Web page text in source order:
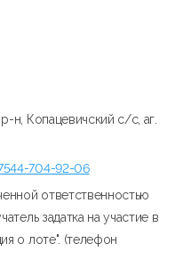
н, Копацевичский с/с, аг.
704-92-06
ответственностью
задатка на участие в
о лоте". (телефон